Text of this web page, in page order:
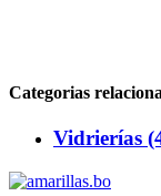
Categorias
Vidrierías